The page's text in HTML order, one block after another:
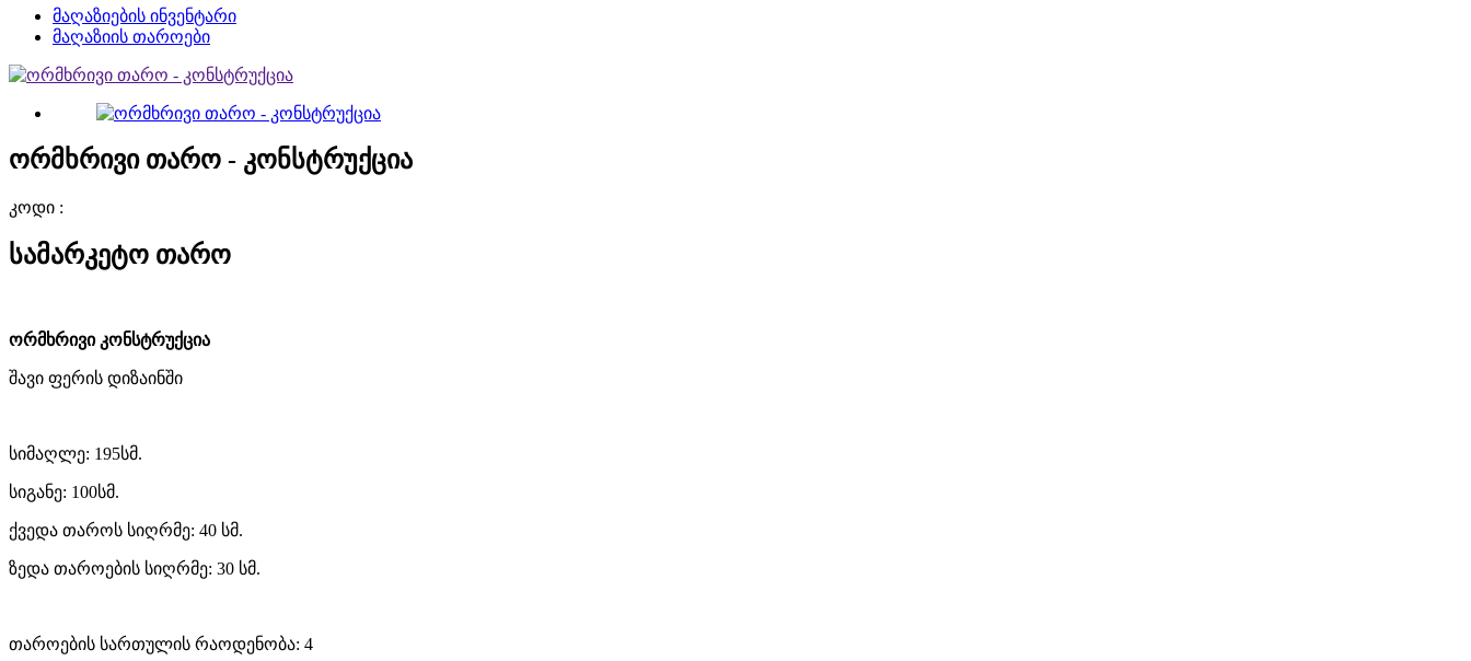
მაღაზიების ინვენტარი
მაღაზიის თაროები
ორმხრივი თარო - კონსტრუქცია
კოდი :
სამარკეტო თარო
ორმხრივი კონსტრუქცია
შავი ფერის დიზაინში
სიმაღლე: 195სმ.
სიგანე: 100სმ.
ქვედა თაროს სიღრმე: 40 სმ.
ზედა თაროების სიღრმე: 30 სმ.
თაროების სართულის რაოდენობა: 4